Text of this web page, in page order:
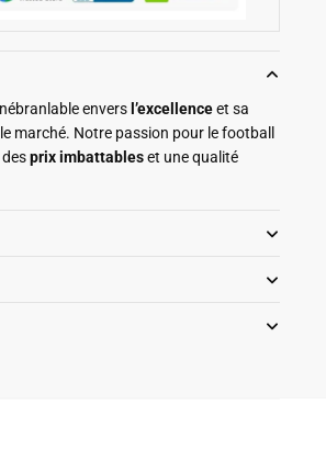
envers l’excellenceet sa
marché. Notre passion pour le football
desprix imbattableset une qualité